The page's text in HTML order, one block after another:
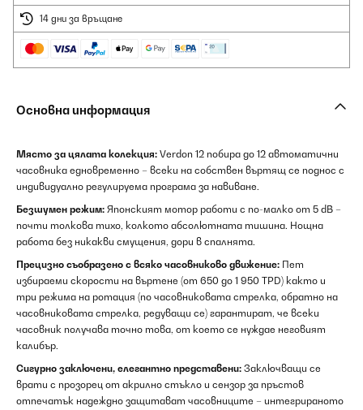
14 дни за връщане
Основна информация
Място за цялата колекция: Verdon 12 побира до 12 автоматични
часовника едновременно – всеки на собствен въртящ се поднос с
индивидуално регулируема програма за навиване.
Безшумен режим: Японският мотор работи с по-малко от 5 dB –
почти толкова тихо, колкото абсолютната тишина. Нощна
работа без никакви смущения, дори в спалнята.
Прецизно съобразено с всяко часовниково движение: Пет
избираеми скорости на въртене (от 650 до 1 950 TPD) както и
три режима на ротация (по часовниковата стрелка, обратно на
часовниковата стрелка, редуващи се) гарантират, че всеки
часовник получава точно това, от което се нуждае неговият
калибър.
Сигурно заключени, елегантно представени: Заключващи се
врати с прозорец от акрилно стъкло и сензор за пръстов
отпечатък надеждно защитават часовниците – интегрираното